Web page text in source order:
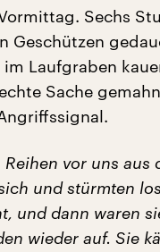
Sechs
Geschützen
Laufgraben
Sache
Reihen vor uns
und stürmten
und dann waren
wieder auf. Sie